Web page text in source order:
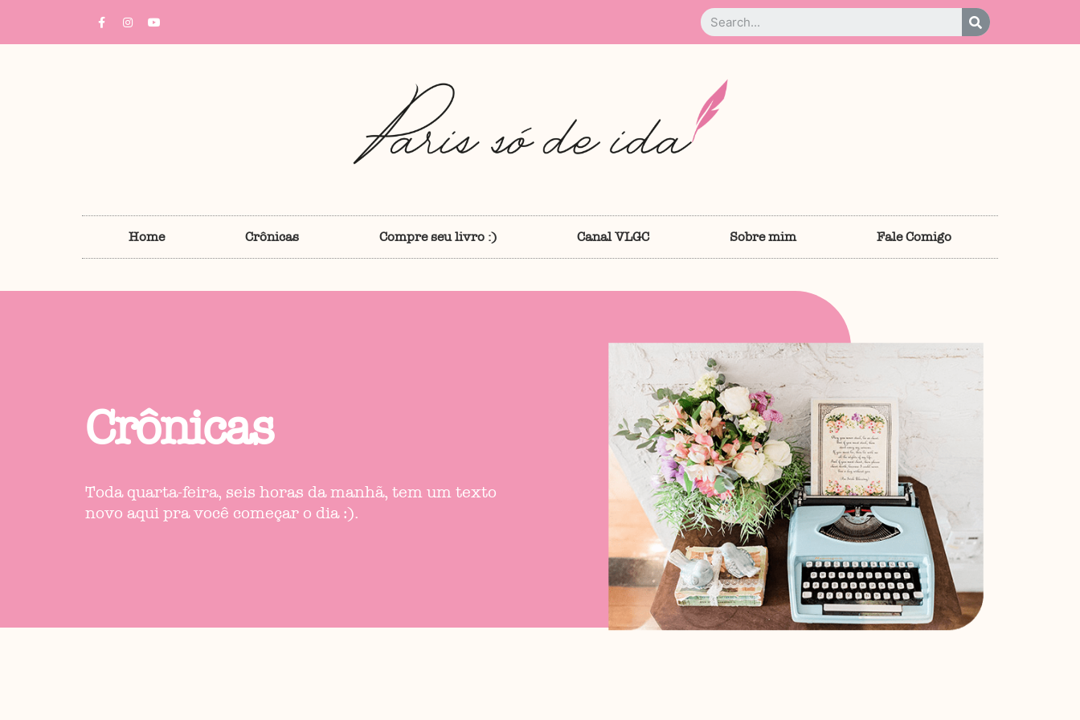
Home Crônicas Compre seu livro :) Canal VLGC Sobre mim Fale Comigo
Crônicas
Toda quarta-feira, seis horas da manhã, tem um texto
novo aqui pra você começar o dia :).